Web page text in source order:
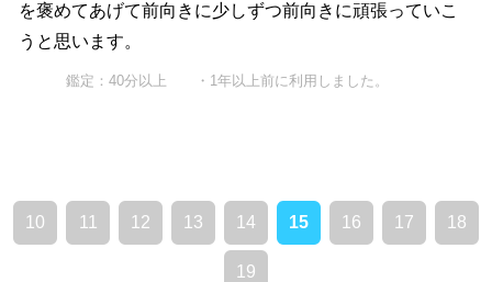
を褒めてあげて前向きに少しずつ前向きに頑張っていこ
うと思います。
鑑定：40分以上 ・1年以上前に利用しました。
10 11 12 13 14 15 16 17 18
19